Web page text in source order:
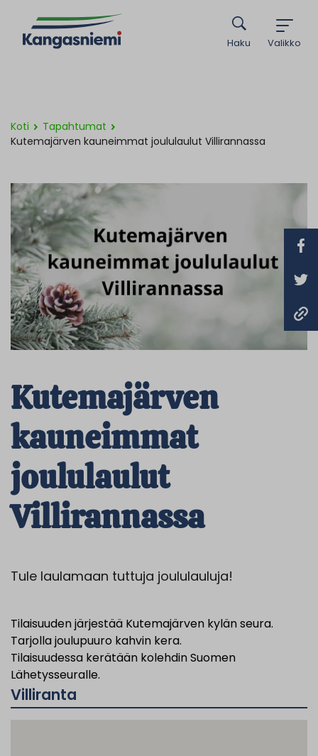
Valikko
Haku
Koti
Tapahtumat
Kutemajärven kauneimmat joululaulut Villirannassa
Kutemajärven
kauneimmat
joululaulut
Villirannassa
Tule laulamaan tuttuja joululauluja!
Tilaisuuden järjestää Kutemajärven kylän seura.
Tarjolla joulupuuro kahvin kera.
Tilaisuudessa kerätään kolehdin Suomen
Lähetysseuralle.
Villiranta